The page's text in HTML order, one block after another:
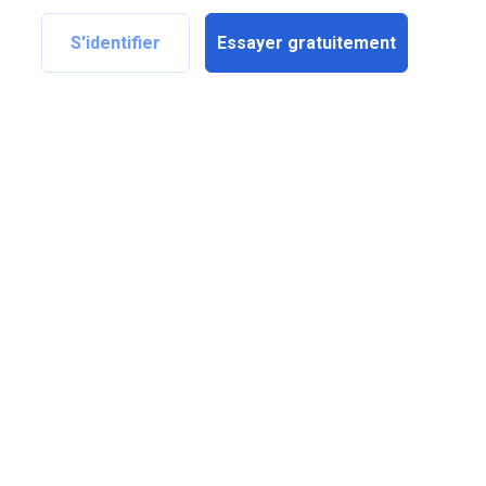
S'identifier Essayer gratuitement